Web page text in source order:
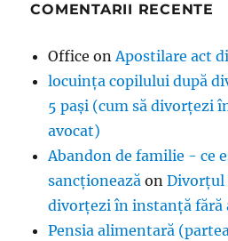
COMENTARII RECENTE
Office onApostilare act
locuința copilului după
5 pași (cum să divorțezi
avocat)
Abandon de familie - ce
sancționează onDivorțul
divorțezi în instanță fără
Pensia alimentară